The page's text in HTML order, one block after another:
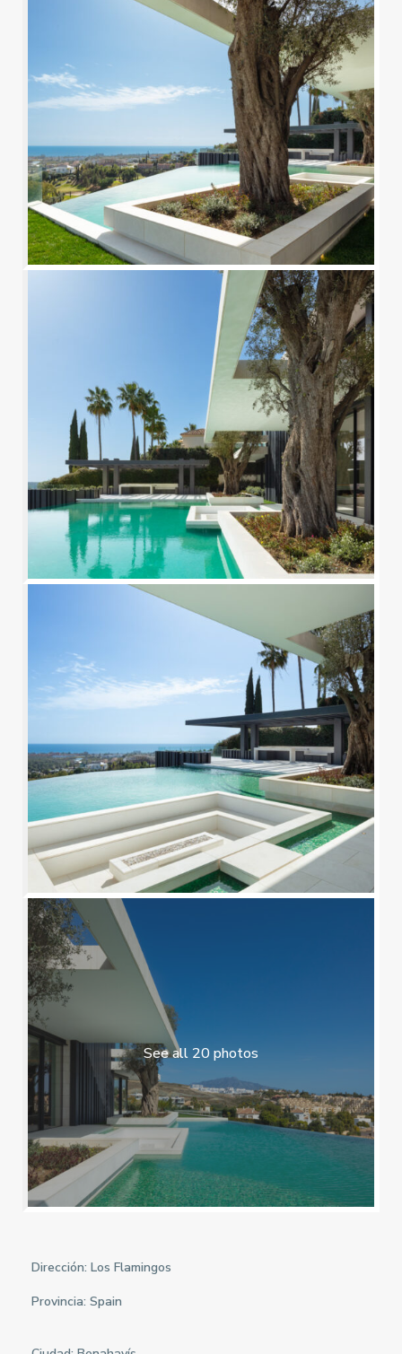
See all 20 photos
Dirección: Los Flamingos
Provincia: Spain